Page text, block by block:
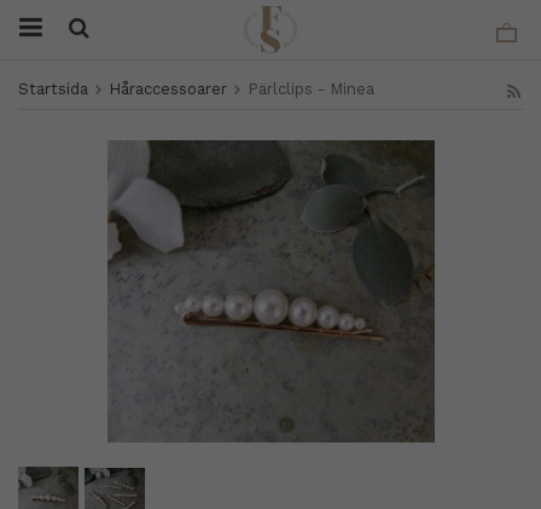
Startsida Håraccessoarer Pärlclips - Minea